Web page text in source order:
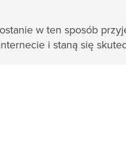
w ten sposób
i staną się